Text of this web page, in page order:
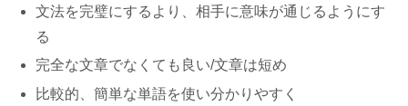
文法を完璧にするより、相手に意味が通じるようにす
る
完全な文章でなくても良い/文章は短め
比較的、簡単な単語を使い分かりやすく